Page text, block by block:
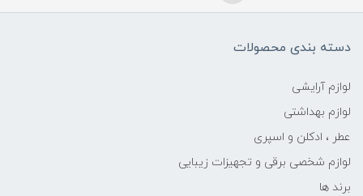
دسته بندی محصولات
لوازم آرایشی
لوازم بهداشتی
عطر ، ادکلن و اسپری
لوازم شخصی برقی و تجهیزات زیبایی
برند ها